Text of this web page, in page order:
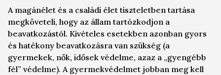
A magánélet és a családi élet tiszteletben tartása
megköveteli, hogy az állam tartózkodjon a
beavatkozástól. Kivételes esetekben azonban gyors
és hatékony beavatkozásra van szükség (a
gyermekek, nők, idősek védelme, azaz a „gyengébb
fél” védelme). A gyermekvédelmet jobban meg kell